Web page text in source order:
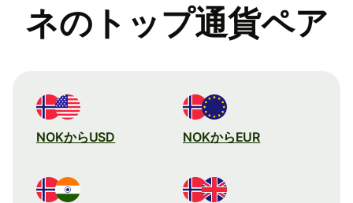
ネのトップ通貨ペア
NOKからUSD NOKからEUR